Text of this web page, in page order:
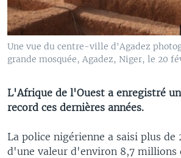
Une vue du centre-ville d'Agadez
grande mosquée, Agadez, Niger, le 20
L'Afrique de l'Ouest a enregistré
record ces dernières années.
La police nigérienne a saisi plus de
d'une valeur d'environ 8,7 millions